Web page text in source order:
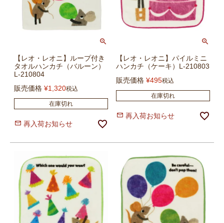
【レオ・レオニ】ループ付き
タオルハンカチ（バルーン）
L-210804
販売価格 ¥1,320税込
在庫切れ
再入荷お知らせ
【レオ・レオニ】パイルミニ
ハンカチ（ケーキ）L-210803
販売価格 ¥495税込
在庫切れ
再入荷お知らせ